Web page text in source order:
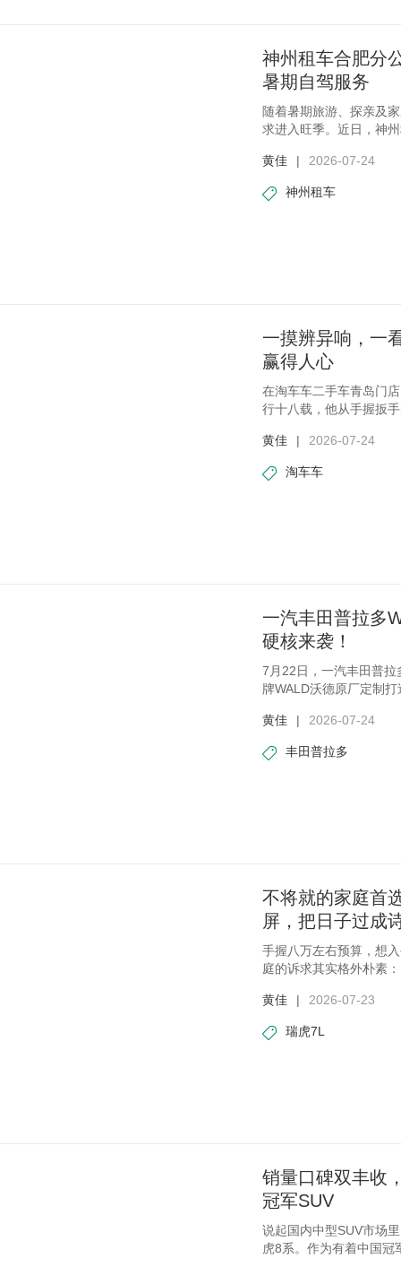
神州租车合肥分
暑期自驾服务
随着暑期旅游、探亲及
求进入旺季。近日，神
黄佳
| 2026-07-24
神州租车
一摸辨异响，一
赢得人心
在淘车车二手车青岛门
行十八载，他从手握扳
黄佳
| 2026-07-24
淘车车
一汽丰田普拉多
硬核来袭！
7月22日，一汽丰田普
牌WALD沃德原厂定制
黄佳
| 2026-07-24
丰田普拉多
不将就的家庭首
屏，把日子过成
手握八万左右预算，想
庭的诉求其实格外朴素
黄佳
| 2026-07-23
瑞虎7L
销量口碑双丰收
冠军SUV
说起国内中型SUV市场
虎8系。作为有着中国冠